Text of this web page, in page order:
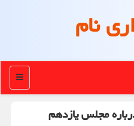
نام
منو
مجلس یازدهم